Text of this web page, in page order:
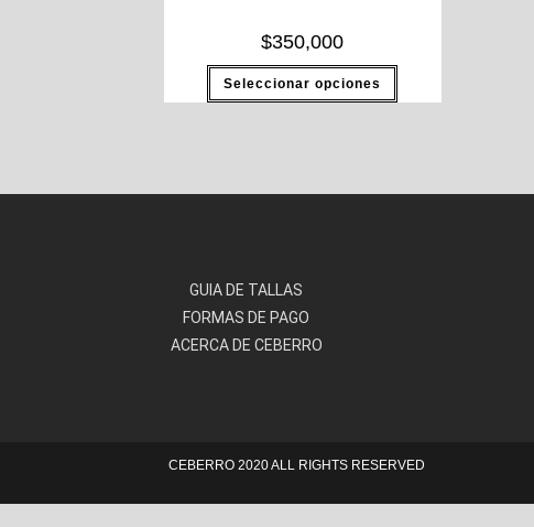
$350,000
Seleccionar opciones
GUIA DE TALLAS
FORMAS DE PAGO
ACERCA DE CEBERRO
CEBERRO 2020 ALL RIGHTS RESERVED